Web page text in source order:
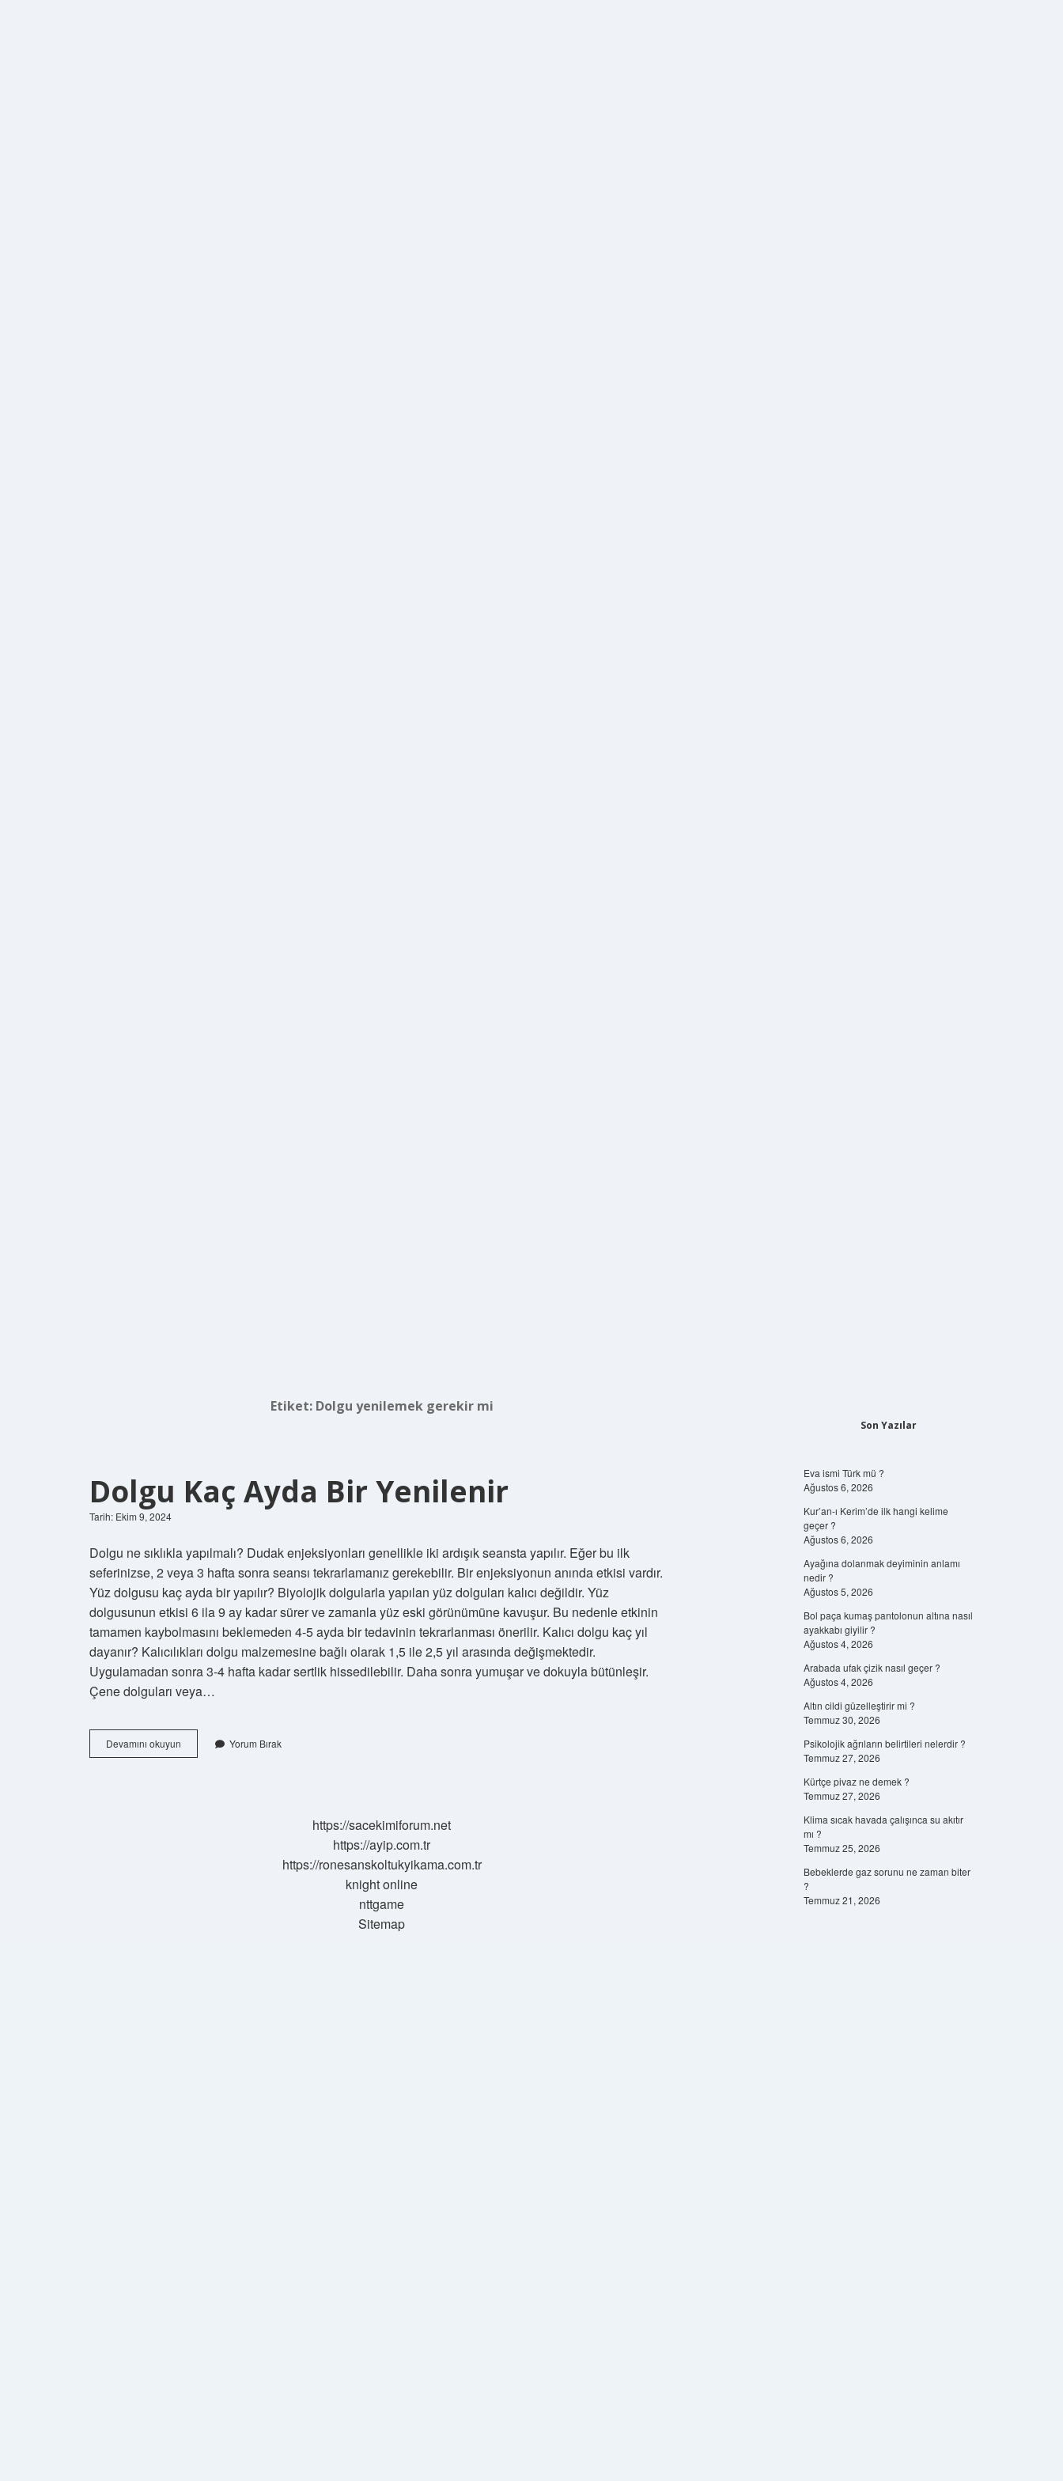
Etiket: Dolgu yenilemek gerekir mi
Dolgu Kaç Ayda Bir Yenilenir
Tarih: Ekim 9, 2024
Dolgu ne sıklıkla yapılmalı? Dudak enjeksiyonları genellikle iki ardışık seansta yapılır. Eğer bu ilk
seferinizse, 2 veya 3 hafta sonra seansı tekrarlamanız gerekebilir. Bir enjeksiyonun anında etkisi vardır.
Yüz dolgusu kaç ayda bir yapılır? Biyolojik dolgularla yapılan yüz dolguları kalıcı değildir. Yüz
dolgusunun etkisi 6 ila 9 ay kadar sürer ve zamanla yüz eski görünümüne kavuşur. Bu nedenle etkinin
tamamen kaybolmasını beklemeden 4-5 ayda bir tedavinin tekrarlanması önerilir. Kalıcı dolgu kaç yıl
dayanır? Kalıcılıkları dolgu malzemesine bağlı olarak 1,5 ile 2,5 yıl arasında değişmektedir.
Uygulamadan sonra 3-4 hafta kadar sertlik hissedilebilir. Daha sonra yumuşar ve dokuyla bütünleşir.
Çene dolguları veya…
Devamını okuyun
Kaç
Yorum Bırak
https://sacekimiforum.net
https://ayip.com.tr
https://ronesanskoltukyikama.com.tr
knight online
nttgame
Sitemap
Son Yazılar
Eva ismi Türk mü ?
Ağustos 6, 2026
Kur’an-ı Kerim’de ilk hangi kelime
geçer ?
Ağustos 6, 2026
Ayağına dolanmak deyiminin anlamı
nedir ?
Ağustos 5, 2026
Bol paça kumaş pantolonun altına nasıl
ayakkabı giyilir ?
Ağustos 4, 2026
Arabada ufak çizik nasıl geçer ?
Ağustos 4, 2026
Altın cildi güzelleştirir mi ?
Temmuz 30, 2026
Psikolojik ağrıların belirtileri nelerdir ?
Temmuz 27, 2026
Kürtçe pivaz ne demek ?
Temmuz 27, 2026
Klima sıcak havada çalışınca su akıtır
mı ?
Temmuz 25, 2026
Bebeklerde gaz sorunu ne zaman biter
?
Temmuz 21, 2026